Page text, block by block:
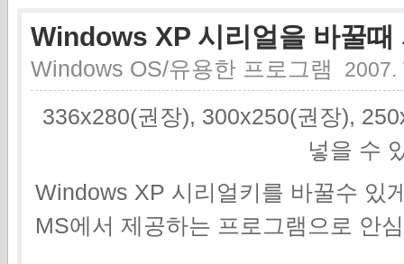
Windows XP 시리얼을 바꿀때
Windows OS/유용한 프로그램 2007.
336x280(권장), 300x250(권장),
넣을 수
Windows XP 시리얼키를 바꿀수 있
MS에서 제공하는 프로그램으로 안